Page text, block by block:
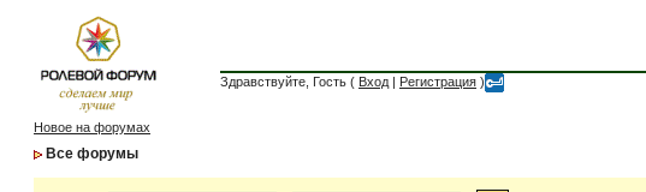
Здравствуйте, Гость ( Вход | Регистрация )
Новое на форумах
Все форумы